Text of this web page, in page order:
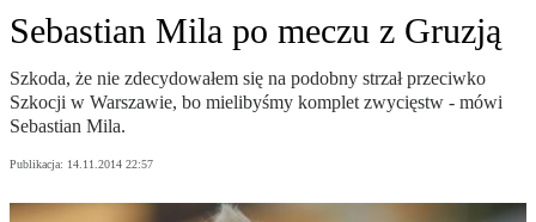
Sebastian Mila po meczu z Gruzją
Szkoda, że nie zdecydowałem się na podobny strzał przeciwko
Szkocji w Warszawie, bo mielibyśmy komplet zwycięstw - mówi
Sebastian Mila.
Publikacja: 14.11.2014 22:57